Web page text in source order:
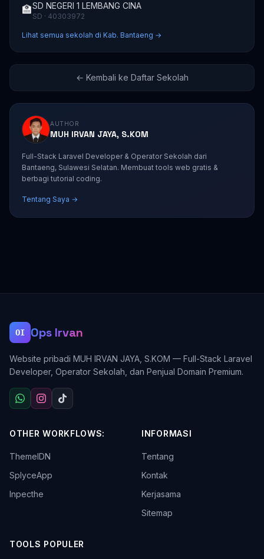
🏫SD NEGERI 1 LEMBANG CINA
SD · 40303972
Lihat semua sekolah di Kab. Bantaeng →
← Kembali ke Daftar Sekolah
AUTHOR
MUH IRVAN JAYA, S.KOM
Full-Stack Laravel Developer & Operator Sekolah dari
Bantaeng, Sulawesi Selatan. Membuat tools web gratis &
berbagi tutorial coding.
Tentang Saya →
OI Ops Irvan
Website pribadi MUH IRVAN JAYA, S.KOM — Full-Stack Laravel
Developer, Operator Sekolah, dan Penjual Domain Premium.
OTHER WORKFLOWS:
ThemeIDN
SplyceApp
Inpecthe
INFORMASI
Tentang
Kontak
Kerjasama
Sitemap
TOOLS POPULER